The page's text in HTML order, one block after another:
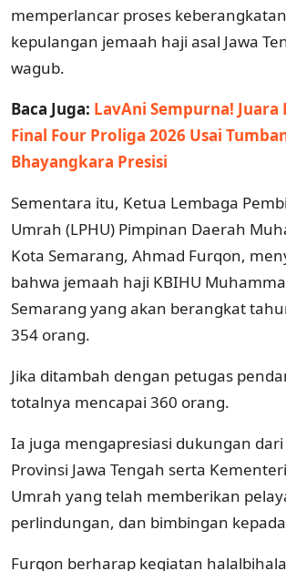
memperlancar proses
kepulangan jemaah haji asal Jawa
wagub.
Baca Juga: LavAni Sempurna! Juara
Final Four Proliga 2026 Usai
Bhayangkara Presisi
Sementara itu, Ketua Lembaga
Umrah (LPHU) Pimpinan Daerah
Kota Semarang, Ahmad Furqon,
bahwa jemaah haji KBIHU
Semarang yang akan berangkat
354 orang.
Jika ditambah dengan petugas
totalnya mencapai 360 orang.
Ia juga mengapresiasi dukungan
Provinsi Jawa Tengah serta
Umrah yang telah memberikan
perlindungan, dan bimbingan
Furqon berharap kegiatan